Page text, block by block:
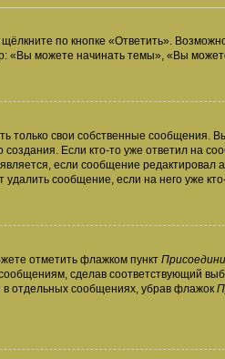
по кнопке «Ответить».
можете начинать темы», «Вы
только свои собственные сообщения.
Если кто-то уже ответил на
если сообщение
сообщение, если на него уже
отметить флажком пункт
сделав соответствующий
отдельных сообщениях, убрав флажок